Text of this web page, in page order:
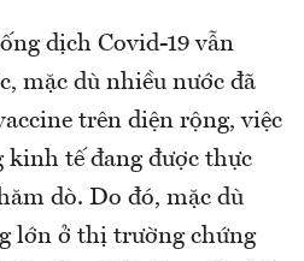
dịch Covid-19 vẫn
mặc dù nhiều nước đã
trên diện rộng, việc
kinh tế đang được thực
dò. Do đó, mặc dù
lớn ở thị trường chứng